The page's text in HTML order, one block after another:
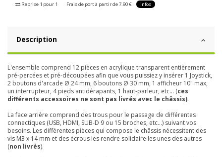
Reprise 1 pour 1 Frais de port à partir de 7.90 € infos
Description
L'ensemble comprend 12 pièces en acrylique transparent entièrement
pré-percées et pré-découpées afin que vous puissiez y insérer 1 Joystick,
2 boutons d'arcade Ø 24 mm, 6 boutons Ø 30 mm, 1 afficheur 10" max,
un interrupteur, 4 pieds antidérapants, 1 haut-parleur, etc... (ces
différents accessoires ne sont pas livrés avec le châssis).
La face arrière comprend des trous pour le passage de différentes
connectiques (USB, HDMI, SUB-D 9 ou 15 broches, etc...) suivant vos
besoins. Les différentes pièces qui compose le châssis nécessitent des
vis M3 x 14 mm et des écrous les rendre solidaire les unes des autres
(non livrés).